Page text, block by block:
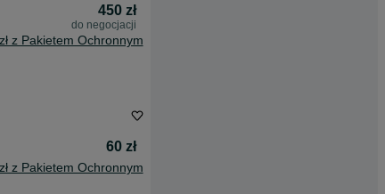
450 zł
do negocjacji
z Pakietem Ochronnym
60 zł
z Pakietem Ochronnym